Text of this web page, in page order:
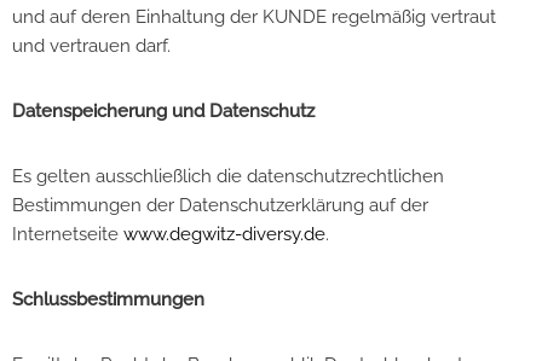
und auf deren Einhaltung der KUNDE regelmäßig vertraut
und vertrauen darf.
Datenspeicherung und Datenschutz
Es gelten ausschließlich die datenschutzrechtlichen
Bestimmungen der Datenschutzerklärung auf der
Internetseite www.degwitz-diversy.de.
Schlussbestimmungen